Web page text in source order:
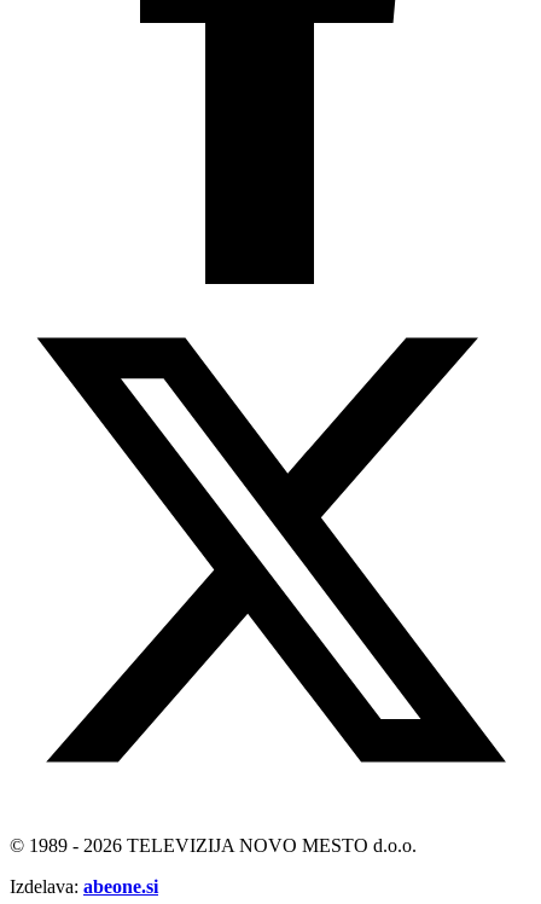
© 1989 - 2026 TELEVIZIJA NOVO MESTO d.o.o.
Izdelava: abeone.si